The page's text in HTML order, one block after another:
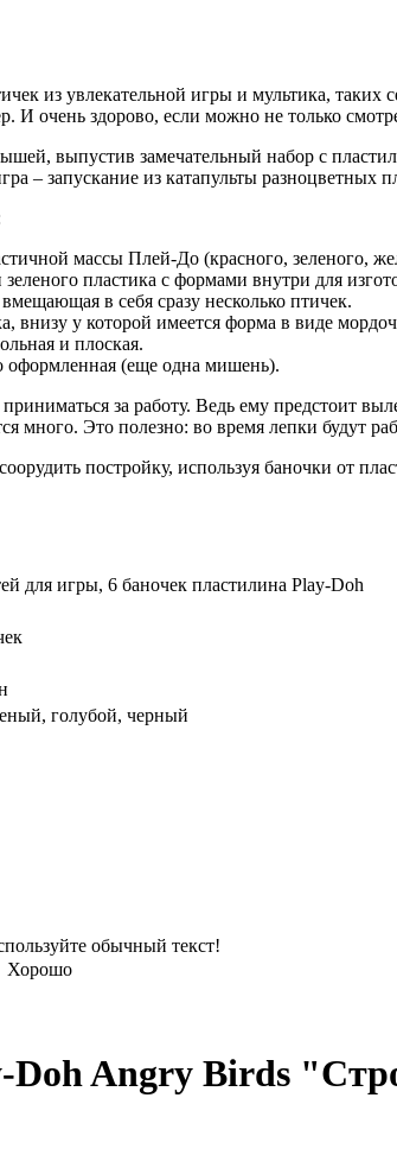
из увлекательной игры и мультика,
И очень здорово, если можно не только
выпустив замечательный набор с
– запускание из катапульты
массы Плей-До (красного, зеленого,
пластика с формами внутри для
в себя сразу несколько птичек.
внизу у которой имеется форма в виде
и плоская.
оформленная (еще одна мишень).
за работу. Ведь ему предстоит
много. Это полезно: во время лепки будут
постройку, используя баночки от
для игры, 6 баночек пластилина Play-Doh
голубой, черный
обычный текст!
Хорошо
Doh Angry Birds